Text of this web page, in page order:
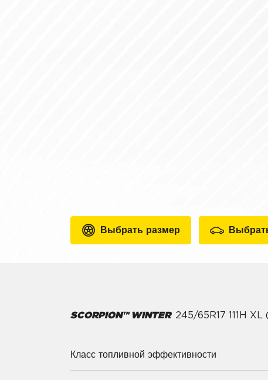
Выбрать размер
SCORPION™ WINTER 245/65R17 111H
Класс топливной эффективности